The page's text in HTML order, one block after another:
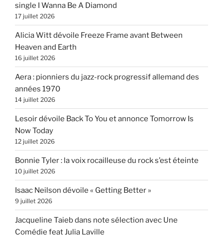
single I Wanna Be A Diamond
17 juillet 2026
Alicia Witt dévoile Freeze Frame avant Between
Heaven and Earth
16 juillet 2026
Aera : pionniers du jazz-rock progressif allemand des
années 1970
14 juillet 2026
Lesoir dévoile Back To You et annonce Tomorrow Is
Now Today
12 juillet 2026
Bonnie Tyler : la voix rocailleuse du rock s’est éteinte
10 juillet 2026
Isaac Neilson dévoile « Getting Better »
9 juillet 2026
Jacqueline Taieb dans note sélection avec Une
Comédie feat Julia Laville